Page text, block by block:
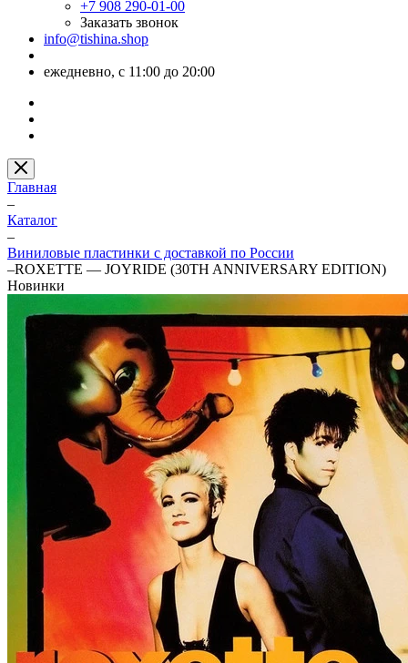
+7 908 290-01-00
Заказать звонок
info@tishina.shop
ежедневно, с 11:00 до 20:00
Главная
–
Каталог
–
Виниловые пластинки с доставкой по России
–ROXETTE — JOYRIDE (30TH ANNIVERSARY EDITION)
Новинки